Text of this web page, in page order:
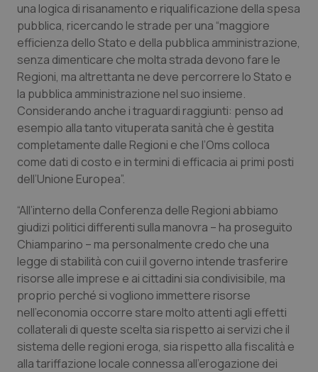
Provincia Autonoma di Trento
Puglia
Sardegna
Sicilia
Toscana
Valle D’Aosta
Veneto
Ipertensione & Scompenso
Malattie rare
Malattia di Crohn & Rettocolite Ulcerosa
Neuroscienze & patologie neurodegenerative
Obesità
Oncodermatologia
Oncoematologia
Oncologia & Nutrizione
Psoriasi & pelle
una logica di risanamento e riqualificazione della spesa
pubblica, ricercando le strade per una “maggiore
efficienza dello Stato e della pubblica amministrazione,
senza dimenticare che molta strada devono fare le
Regioni, ma altrettanta ne deve percorrere lo Stato e
la pubblica amministrazione nel suo insieme.
Considerando anche i traguardi raggiunti: penso ad
esempio alla tanto vituperata sanità che è gestita
completamente dalle Regioni e che l’Oms colloca
come dati di costo e in termini di efficacia ai primi posti
dell’Unione Europea”.
“All’interno della Conferenza delle Regioni abbiamo
giudizi politici differenti sulla manovra – ha proseguito
Chiamparino – ma personalmente credo che una
legge di stabilità con cui il governo intende trasferire
risorse alle imprese e ai cittadini sia condivisibile, ma
proprio perché si vogliono immettere risorse
nell’economia occorre stare molto attenti agli effetti
collaterali di queste scelta sia rispetto ai servizi che il
sistema delle regioni eroga, sia rispetto alla fiscalità e
alla tariffazione locale connessa all’erogazione dei